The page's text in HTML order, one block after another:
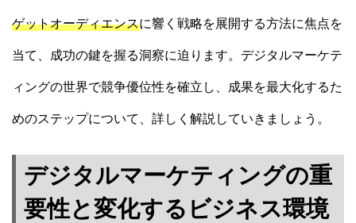
ゲットオーディエンスに響く戦略を展開する方法に焦点を
当て、成功の鍵を握る洞察に迫ります。デジタルマーケテ
ィングの世界で競争優位性を確立し、成果を最大化するた
めのステップについて、詳しく解説していきましょう。
デジタルマーケティングの重
要性と変化するビジネス環境